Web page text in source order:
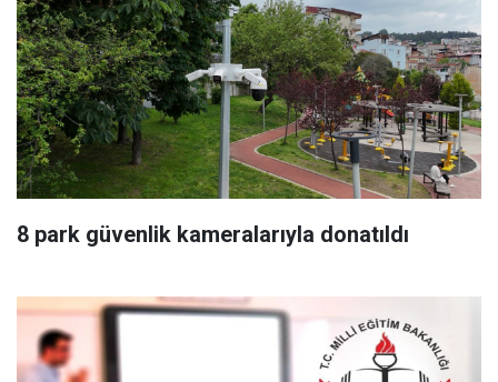
8 park güvenlik kameralarıyla donatıldı